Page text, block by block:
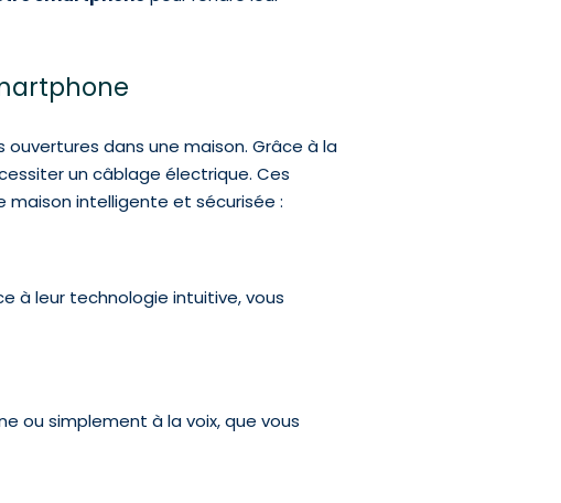
dans une maison. Grâce à la
un câblage électrique. Ces
intelligente et sécurisée :
à leur technologie intuitive, vous
ou simplement à la voix, que vous